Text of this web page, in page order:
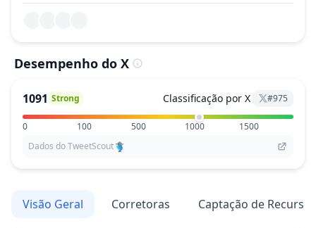
Desempenho do X
1091 Strong Classificação por X #975
0 100 500 1000
1500
Dados do TweetScout
Visão Geral Corretoras Captação de Recursos